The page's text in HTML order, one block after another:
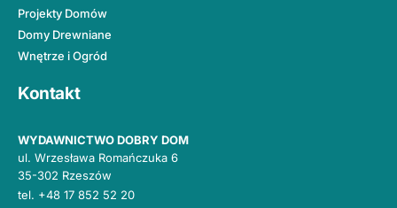
Projekty Domów
Domy Drewniane
Wnętrze i Ogród
Kontakt
WYDAWNICTWO DOBRY DOM
ul. Wrzesława Romańczuka 6
35-302 Rzeszów
tel. +48 17 852 52 20